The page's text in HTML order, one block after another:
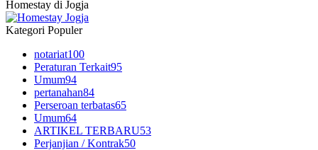
Homestay di Jogja
Kategori Populer
notariat100
Peraturan Terkait95
Umum94
pertanahan84
Perseroan terbatas65
Umum64
ARTIKEL TERBARU53
Perjanjian / Kontrak50